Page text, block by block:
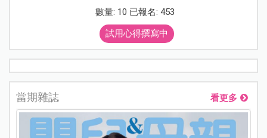
數量: 10 已報名: 453
試用心得撰寫中
當期雜誌 看更多